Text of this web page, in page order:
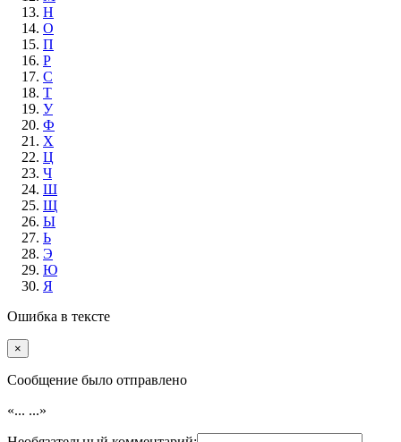
Н
О
П
Р
С
Т
У
Ф
Х
Ц
Ч
Ш
Щ
Ы
Ь
Э
Ю
Я
Ошибка в тексте
×
Cообщение было отправлено
«... ...»